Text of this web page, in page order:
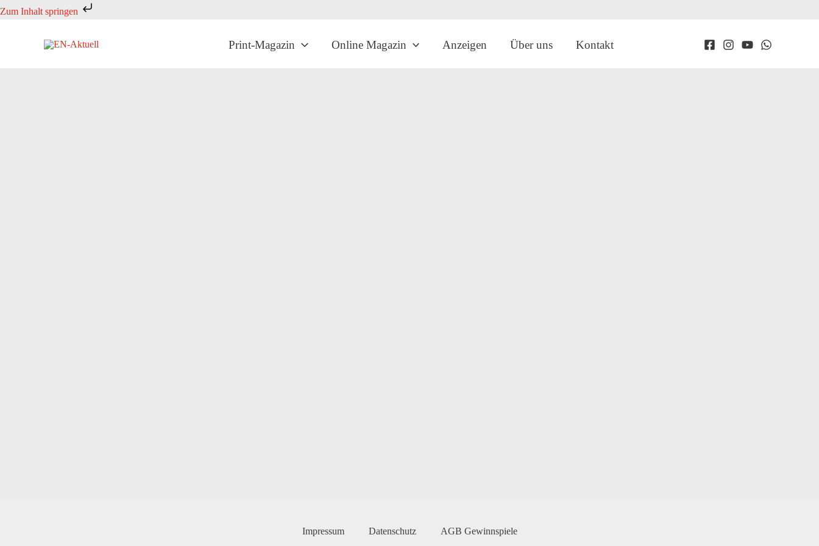
Zum Inhalt springen
Zum
Print-Magazin Online Magazin Anzeigen Über uns Kontakt
Impressum Datenschutz AGB Gewinnspiele